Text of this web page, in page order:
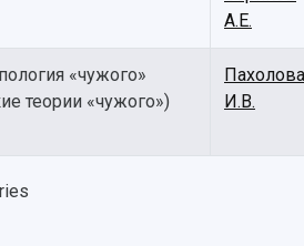
А.Е.
«чужого»
теории «чужого»)
Пахолова
И.В.